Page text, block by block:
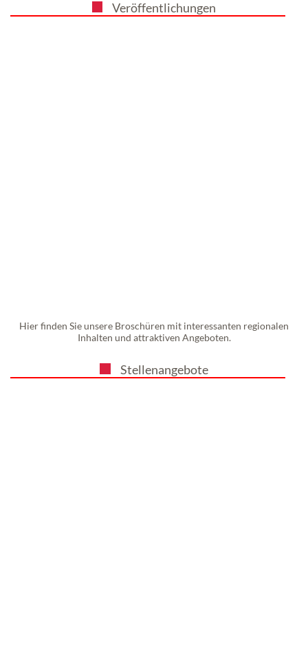
Veröffentlichungen
Hier finden Sie unsere Broschüren mit interessanten regionalen
Inhalten und attraktiven Angeboten.
Stellenangebote